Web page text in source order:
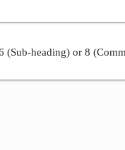
(Sub-heading) or 8